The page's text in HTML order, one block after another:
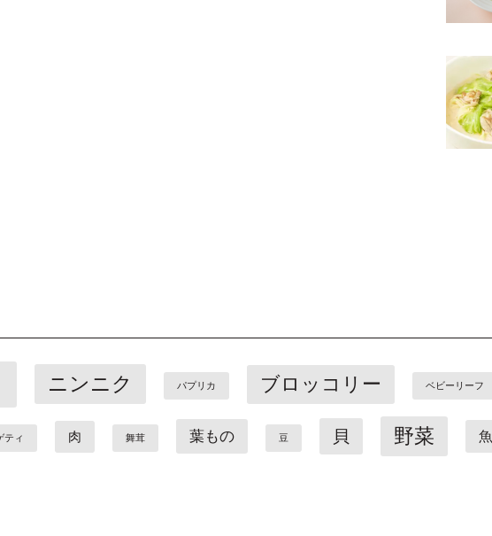
ニンニク パプリカ ブロッコリー ベビーリーフ
ティ 肉 舞茸 葉もの 豆 貝 野菜 魚